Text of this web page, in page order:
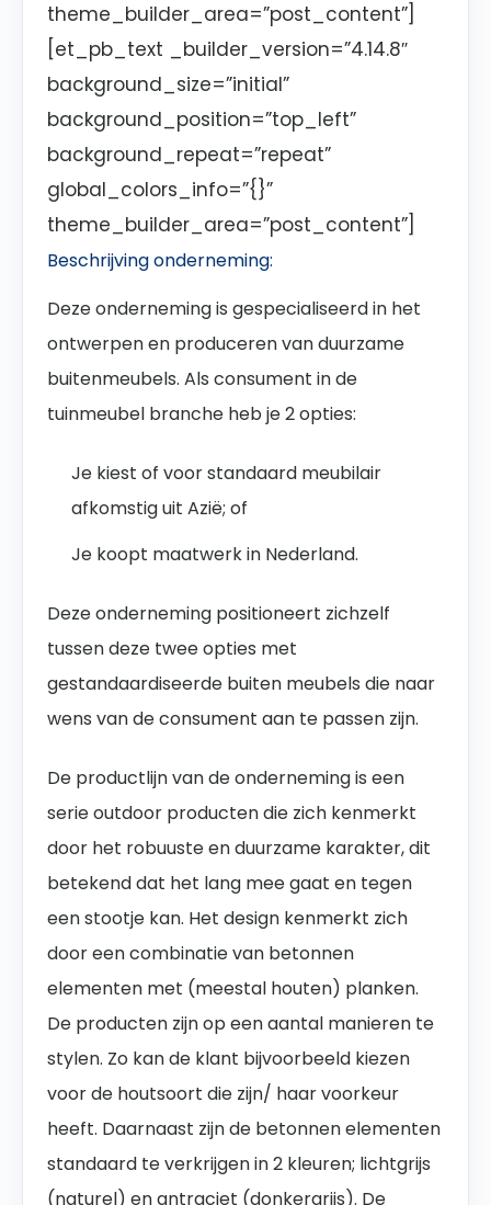
theme_builder_area=”post_content”]
[et_pb_text _builder_version=”4.14.8″
background_size=”initial”
background_position=”top_left”
background_repeat=”repeat”
global_colors_info=”{}”
theme_builder_area=”post_content”]
Beschrijving onderneming:
Deze onderneming is gespecialiseerd in het
ontwerpen en produceren van duurzame
buitenmeubels. Als consument inde
tuinmeubel branche heb je2 opties:
Je kiest of voor standaard meubilair
afkomstig uit Azië; of
Je koopt maatwerk in Nederland.
Deze onderneming positioneert zichzelf
tussen deze twee opties met
gestandaardiseerde buiten meubels die naar
wens van de consument aan te passen zijn.
De productlijn van de onderneming is een
serie outdoor producten die zich kenmerkt
door het robuuste en duurzame karakter, dit
betekend dat het lang mee gaat en tegen
een stootje kan. Het design kenmerkt zich
door een combinatie van betonnen
elementen met (meestal houten) planken.
De producten zijn op een aantal manieren te
stylen. Zo kan de klant bijvoorbeeld kiezen
voor de houtsoort die zijn/ haar voorkeur
heeft. Daarnaast zijn de betonnen elementen
standaard te verkrijgen in 2 kleuren; lichtgrijs
(naturel) en antraciet (donkergrijs). De